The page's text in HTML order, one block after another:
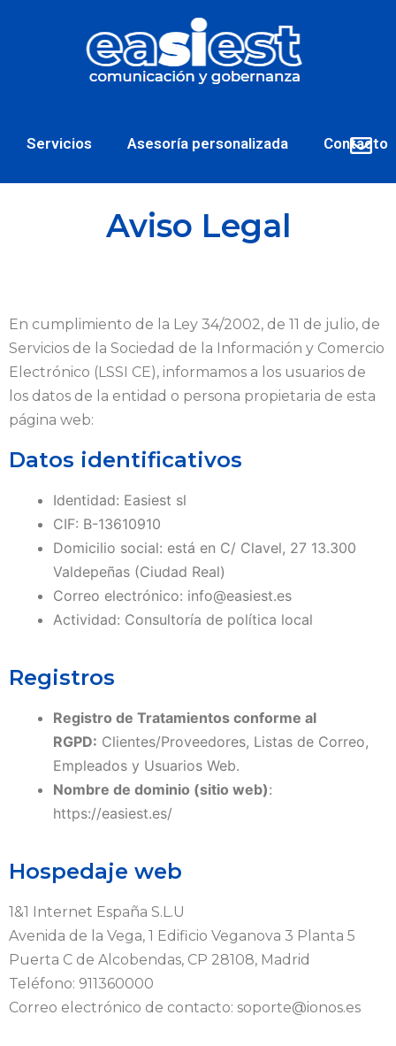
Servicios Asesoría personalizada Contacto
Aviso Legal
En cumplimiento de la Ley 34/2002, de 11 de julio, de
Servicios de la Sociedad de la Información y Comercio
Electrónico (LSSI CE), informamos a los usuarios de
los datos de la entidad o persona propietaria de esta
página web:
Datos identificativos
Identidad: Easiest sl
CIF: B-13610910
Domicilio social: está en C/ Clavel, 27 13.300
Valdepeñas (Ciudad Real)
Correo electrónico: info@easiest.es
Actividad: Consultoría de política local
Registros
Registro de Tratamientos conforme al
RGPD: Clientes/Proveedores, Listas de Correo,
Empleados y Usuarios Web.
Nombre de dominio (sitio web):
https://easiest.es/
Hospedaje web
1&1 Internet España S.L.U
Avenida de la Vega, 1 Edificio Veganova 3 Planta 5
Puerta C de Alcobendas, CP 28108, Madrid
Teléfono: 911360000
Correo electrónico de contacto: soporte@ionos.es